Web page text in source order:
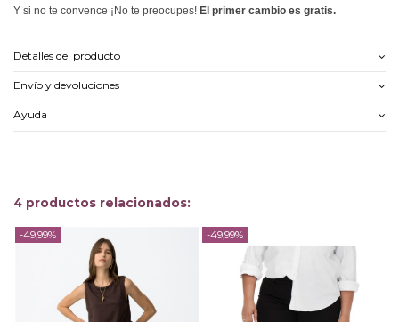
Y si no te convence ¡No te preocupes! El primer cambio es gratis.
Detalles del producto
Envío y devoluciones
Ayuda
4 productos relacionados:
-49,99% -49,99%